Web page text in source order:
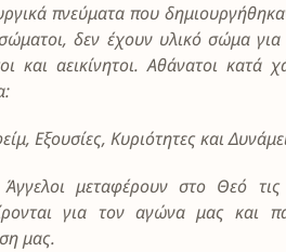
πνεύματαπου
δεν έχουν υλικό σώμα
και αεικίνητοι. Αθάνατοι κατά
Εξουσίες, Κυριότητες και
μεταφέρουν στο Θεό τις
για τον αγώνα μας και
μας.